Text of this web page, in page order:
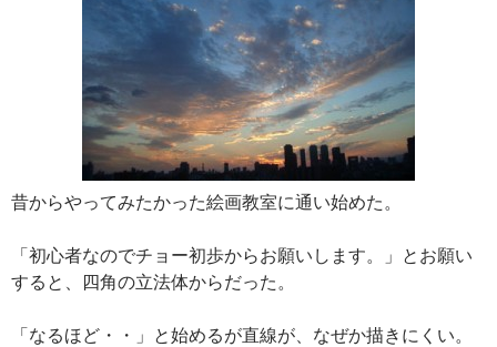
昔からやってみたかった絵画教室に通い始めた。
「初心者なのでチョー初歩からお願いします。」とお願い
すると、四角の立法体からだった。
「なるほど・・」と始めるが直線が、なぜか描きにくい。